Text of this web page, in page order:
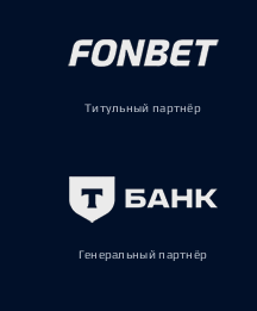
Титульный партнёр
Генеральный партнёр